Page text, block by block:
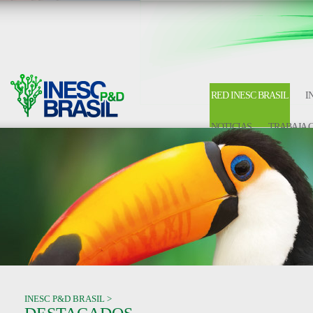
RED INESC BRASIL
NOTICIAS TRABAJA
INESC P&D BRASIL >